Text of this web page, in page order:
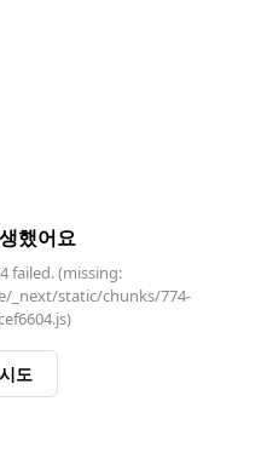
했어요
failed. (missing:
_next/static/chunks/774-
도